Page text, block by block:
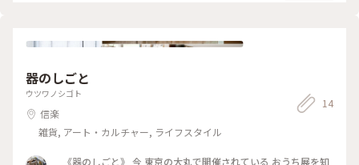
器のしごと
ウツワノシゴト
信楽
雑貨, アート・カルチャー, ライフスタイル
14
《器のしごと》 今 東京の大丸で開催されている おうち展を知